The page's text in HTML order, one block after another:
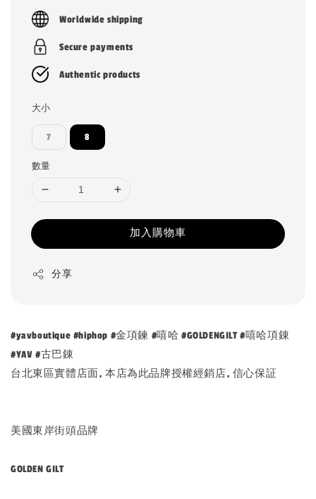
price
Worldwide shipping
Secure payments
Authentic products
大小
7 8
數量
加入購物車
分享
#yavboutique #hiphop #金項鍊 #嘻哈 #GOLDENGILT #嘻哈項錬
#YAV #古巴錬
台北東區實體店面, 本店為此品牌授權經銷店, 信心保証
美國東岸街頭品牌
GOLDEN GILT